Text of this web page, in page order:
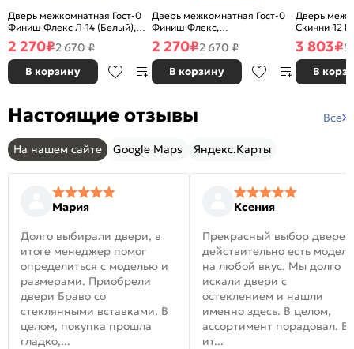
Дверь межкомнатная Гост-0
Финиш Флекс Л-14 (Белый),
глухая, каркасно-щитовая
2 270₽2 670 ₽
В корзину
Дверь межкомнатная Гост-0
Финиш Флекс,
Ламинированные Л-11
(ИталОрех), глухая, каркасно-
щитовая
2 270₽2 670 ₽
В корзину
Дверь
Скинни-12
глухая,
3 803₽5
В
Настоящие отзывы Все
На нашем сайте Google Maps Яндекс.Карты
Мария
Долго выбирали двери, в
итоге менеджер помог
определиться с моделью и
размерами. Приобрели
двери Браво со
стеклянными вставками. В
целом, покупка прошла
гладко,...
Ксения
Прекрасный выбор
действительно есть модели
на любой вкус. Мы долго
искали двери с
остеклением и нашли
именно здесь. В целом,
ассортимент порадовал. В
ит...